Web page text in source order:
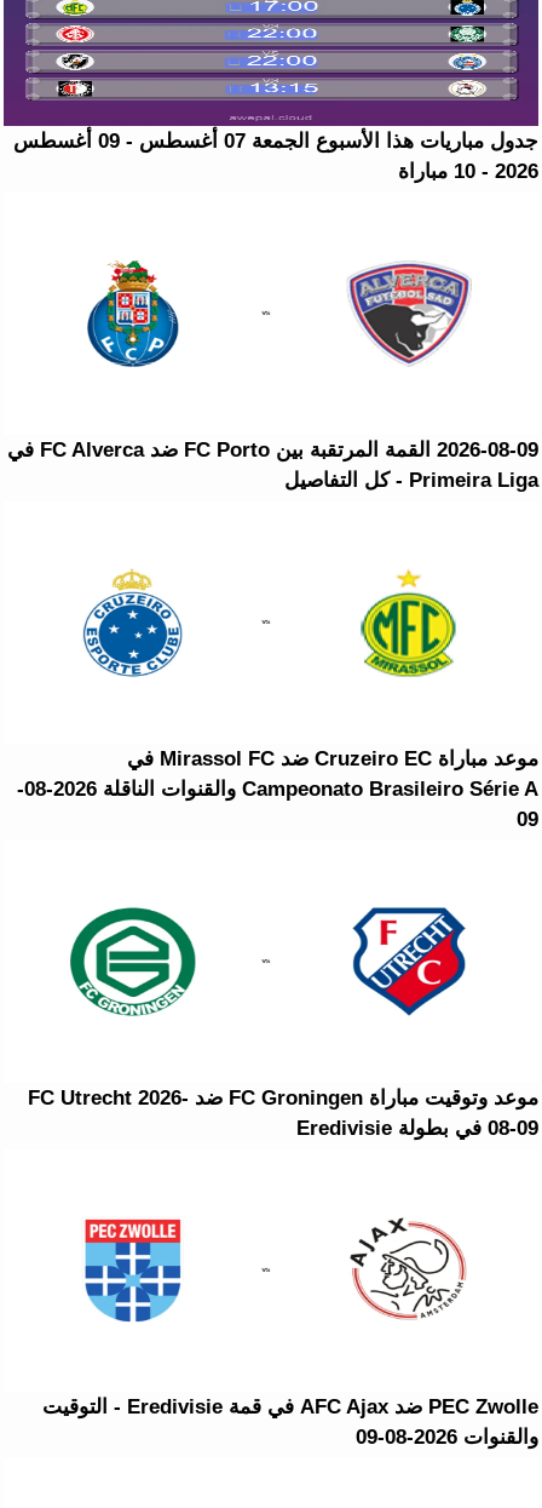
جدول مباريات هذا الأسبوع الجمعة 07 أغسطس - 09 أغسطس
2026 - 10 مباراة
2026-08-09 القمة المرتقبة بين FC Porto ضد FC Alverca في
Primeira Liga - كل التفاصيل
موعد مباراة Cruzeiro EC ضد Mirassol FC في
Campeonato Brasileiro Série A والقنوات الناقلة 2026-08-
09
موعد وتوقيت مباراة FC Groningen ضد FC Utrecht 2026-
08-09 في بطولة Eredivisie
PEC Zwolle ضد AFC Ajax في قمة Eredivisie - التوقيت
والقنوات 2026-08-09